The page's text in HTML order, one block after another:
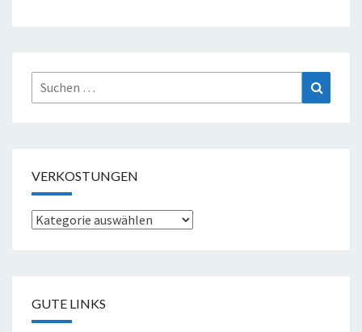
Suche
nach:
VERKOSTUNGEN
Verkostungen
GUTE LINKS